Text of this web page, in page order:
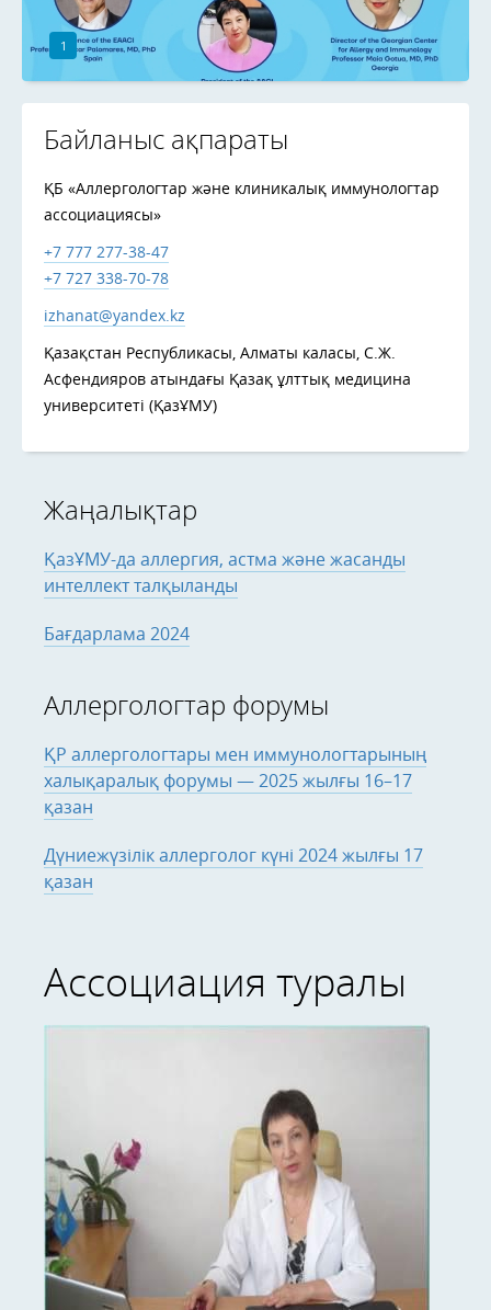
1
Байланыс ақпараты
ҚБ «Аллергологтар және клиникалық иммунологтар
ассоциациясы»
+7 777 277-38-47
+7 727 338-70-78
izhanat@yandex.kz
Қазақстан Республикасы, Алматы каласы, С.Ж.
Асфендияров атындағы Қазақ ұлттық медицина
университеті (ҚазҰМУ)
Жаңалықтар
ҚазҰМУ-да аллергия, астма және жасанды
интеллект талқыланды
Бағдарлама 2024
Аллергологтар форумы
ҚР аллергологтары мен иммунологтарының
халықаралық форумы — 2025 жылғы 16–17
қазан
Дүниежүзілік аллерголог күні 2024 жылғы 17
қазан
Ассоциация туралы